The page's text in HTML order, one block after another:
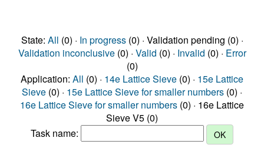
State: All (0) · In progress(0) · Validation pending (0) ·
Validation inconclusive(0) · Valid (0) · Invalid (0) · Error
(0)
Application: All (0) · 14e Lattice Sieve (0) · 15e Lattice
Sieve (0) · 15e Lattice Sieve for smaller numbers (0) ·
16e Lattice Sieve for smaller numbers (0) · 16e Lattice
Sieve V5 (0)
Task name: